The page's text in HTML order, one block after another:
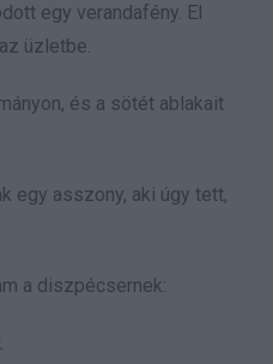
egy verandafény. El
üzletbe.
és a sötét ablakait
egy asszony, aki úgy tett,
a diszpécsernek: